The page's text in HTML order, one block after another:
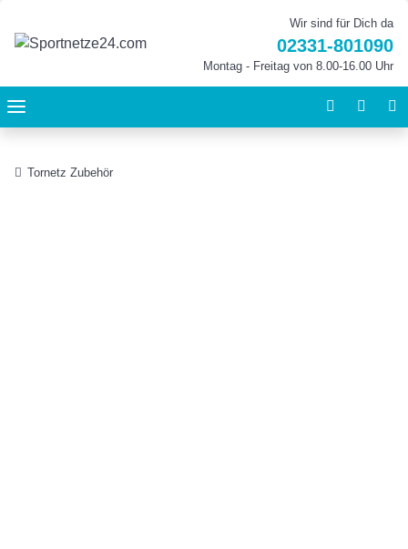
Wir sind für Dich da
02331-801090
Montag - Freitag von 8.00-16.00 Uhr
Tornetz Zubehör